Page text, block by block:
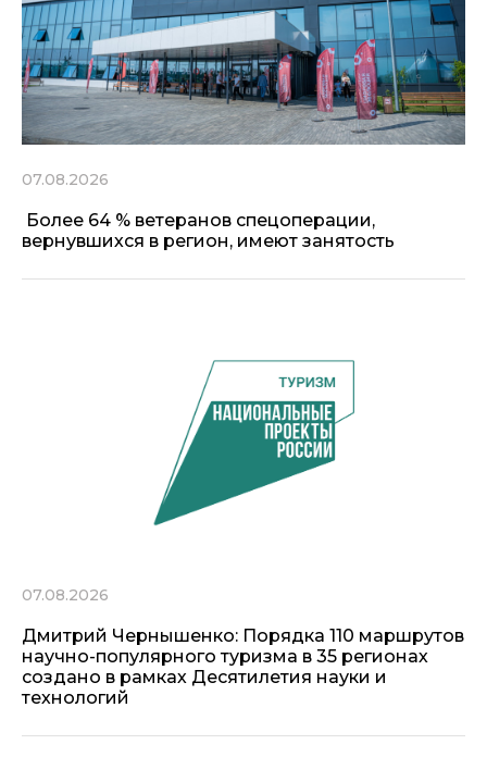
07.08.2026
Более 64 % ветеранов спецоперации,
вернувшихся в регион, имеют занятость
07.08.2026
Дмитрий Чернышенко: Порядка 110 маршрутов
научно-популярного туризма в 35 регионах
создано в рамках Десятилетия науки и
технологий